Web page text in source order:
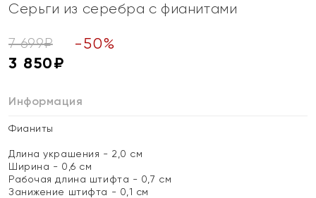
Серьги из серебра с фианитами
7 699₽ -50%
3 850₽
Информация
Фианиты
Длина украшения - 2,0 см
Ширина - 0,6 см
Рабочая длина штифта - 0,7 см
Занижение штифта - 0,1 см